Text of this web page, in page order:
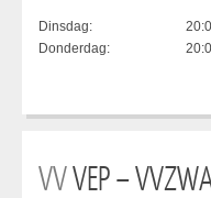
Dinsdag:
Donderdag:
VVVEP –